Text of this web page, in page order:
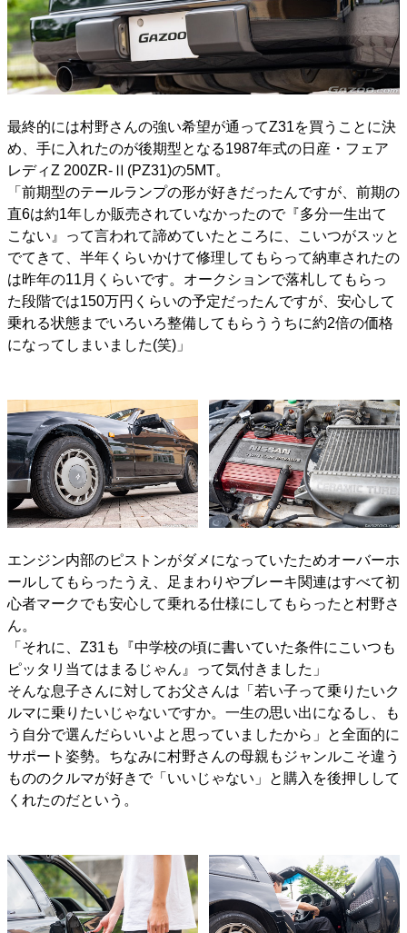
最終的には村野さんの強い希望が通ってZ31を買うことに決
め、手に入れたのが後期型となる1987年式の日産・フェア
レディZ 200ZR-Ⅱ(PZ31)の5MT。
「前期型のテールランプの形が好きだったんですが、前期の
直6は約1年しか販売されていなかったので『多分一生出て
こない』って言われて諦めていたところに、こいつがスッと
でてきて、半年くらいかけて修理してもらって納車されたの
は昨年の11月くらいです。オークションで落札してもらっ
た段階では150万円くらいの予定だったんですが、安心して
乗れる状態までいろいろ整備してもらううちに約2倍の価格
になってしまいました(笑)」
エンジン内部のピストンがダメになっていたためオーバーホ
ールしてもらったうえ、足まわりやブレーキ関連はすべて初
心者マークでも安心して乗れる仕様にしてもらったと村野さ
ん。
「それに、Z31も『中学校の頃に書いていた条件にこいつも
ピッタリ当てはまるじゃん』って気付きました」
そんな息子さんに対してお父さんは「若い子って乗りたいク
ルマに乗りたいじゃないですか。一生の思い出になるし、も
う自分で選んだらいいよと思っていましたから」と全面的に
サポート姿勢。ちなみに村野さんの母親もジャンルこそ違う
もののクルマが好きで「いいじゃない」と購入を後押しして
くれたのだという。